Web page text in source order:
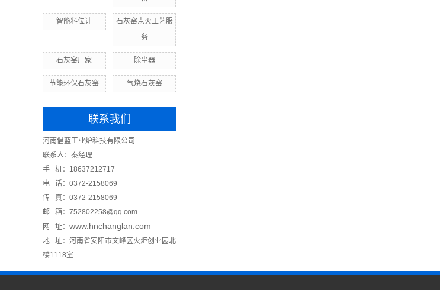
智能料位计
石灰窑点火工艺服
务
石灰窑厂家 除尘器
节能环保石灰窑 气烧石灰窑
联系我们
河南倡蓝工业炉科技有限公司
联系人：秦经理
手 机：18637212717
电 话：0372-2158069
传 真：0372-2158069
邮 箱：752802258@qq.com
网 址： www.hnchanglan.com
地 址：河南省安阳市文峰区火炬创业园北
楼1118室